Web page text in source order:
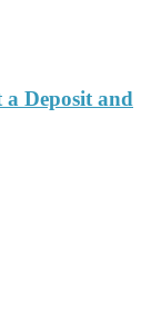
Deposit and